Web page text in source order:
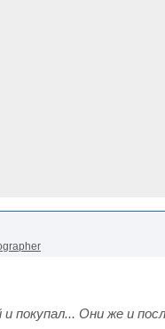
покупал... Они же и